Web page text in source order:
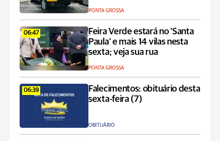
PONTA GROSSA
06:47
Feira Verde estará no 'Santa
Paula' e mais 14 vilas nesta
sexta; veja sua rua
PONTA GROSSA
06:39
Falecimentos: obituário desta
sexta-feira (7)
OBITUÁRIO